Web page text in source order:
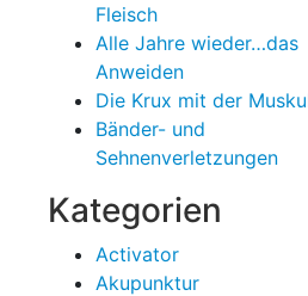
Fleisch
Alle Jahre wieder…das
Anweiden
Die Krux mit der
Bänder- und
Sehnenverletzungen
Kategorien
Activator
Akupunktur